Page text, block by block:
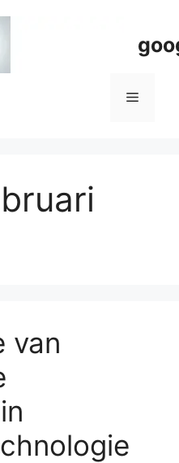
Menu
van